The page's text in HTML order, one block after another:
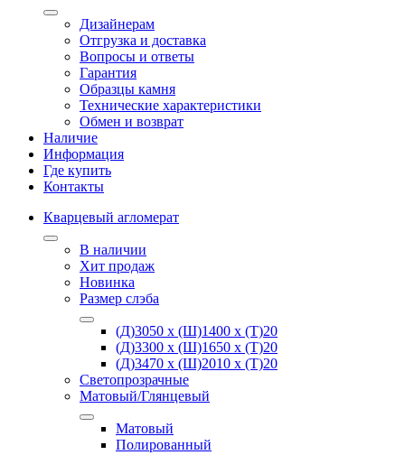
Дизайнерам
Отгрузка и доставка
Вопросы и ответы
Гарантия
Образцы камня
Технические характеристики
Обмен и возврат
Наличие
Информация
Где купить
Контакты
Кварцевый агломерат
В наличии
Хит продаж
Новинка
Размер слэба
(Д)3050 х (Ш)1400 х (Т)20
(Д)3300 х (Ш)1650 х (Т)20
(Д)3470 х (Ш)2010 х (Т)20
Светопрозрачные
Матовый/Глянцевый
Матовый
Полированный